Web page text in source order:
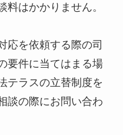
料はかかりません。
応を依頼する際の司
要件に当てはまる場
テラスの立替制度を
談の際にお問い合わ